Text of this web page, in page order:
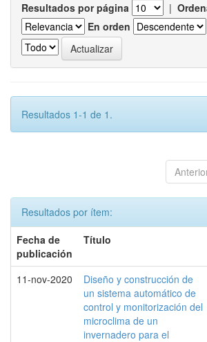
Resultados por página |
En orden
Resultados 1-1 de 1.
Resultados por ítem:
Fecha de
publicación
Título
11-nov-2020
Diseño y construcción de
un sistema automático de
control y monitorización del
microclima de un
invernadero para el